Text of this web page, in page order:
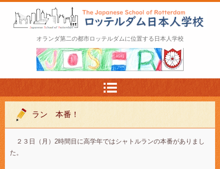
ロッテルダム日本人学校 The Japanese Schoo
l of Rotterdam
オランダ第二の都市ロッテルダムに位置する日本人学校
ラン 本番！
２３日（月）2時間目に高学年ではシャトルランの本番がありまし
た。